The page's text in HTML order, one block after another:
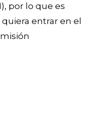
por lo que es
entrar en el